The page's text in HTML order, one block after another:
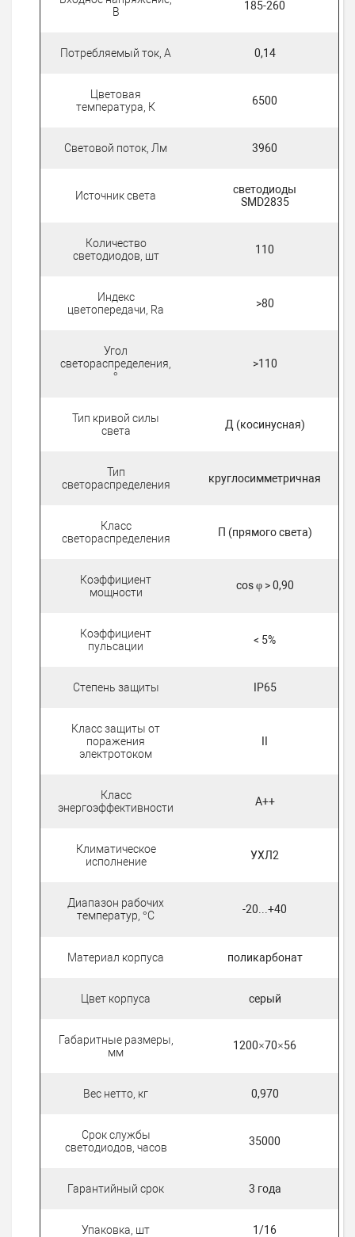
В
185-260
Потребляемый ток, А 0,14
Цветовая
температура, К
6500
Световой поток, Лм 3960
Источник света
светодиоды
SMD2835
Количество
светодиодов, шт
110
Индекс
цветопередачи, Ra
>80
Угол
светораспределения,
°
>110
Тип кривой силы
света
Д (косинусная)
Тип
светораспределения
круглосимметричная
Класс
светораспределения
П (прямого света)
Коэффициент
мощности
cos φ > 0,90
Коэффициент
пульсации
< 5%
Степень защиты IP65
Класс защиты от
поражения
электротоком
Класс
энергоэффективности
А++
Климатическое
исполнение
УХЛ2
Диапазон рабочих
температур, °С
-20...+40
Материал корпуса поликарбонат
Цвет корпуса серый
Габаритные размеры,
мм
1200×70×56
Вес нетто, кг 0,970
Срок службы
светодиодов, часов
35000
Гарантийный срок 3 года
Упаковка, шт 1/16